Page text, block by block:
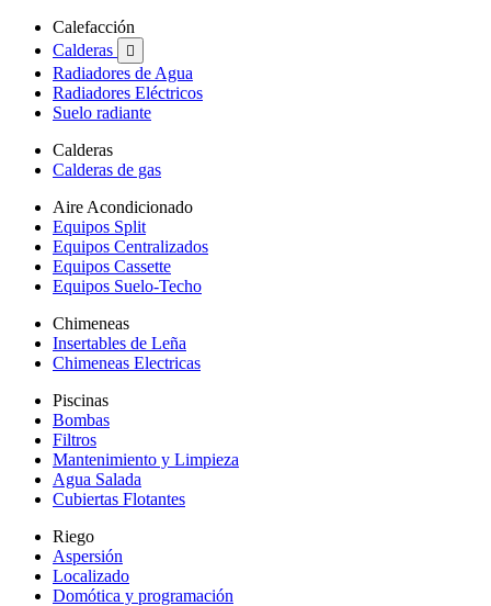
Calefacción
Calderas

Radiadores de Agua
Radiadores Eléctricos
Suelo radiante
Calderas
Calderas de gas
Aire Acondicionado
Equipos Split
Equipos Centralizados
Equipos Cassette
Equipos Suelo-Techo
Chimeneas
Insertables de Leña
Chimeneas Electricas
Piscinas
Bombas
Filtros
Mantenimiento y Limpieza
Agua Salada
Cubiertas Flotantes
Riego
Aspersión
Localizado
Domótica y programación